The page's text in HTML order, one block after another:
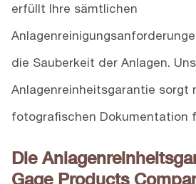
erfüllt Ihre sämtlichen
die Sauberkeit der Anlagen.
Anlagenreinheitsgarantie sorgt
fotografischen Dokumentation
Die
Gage Products